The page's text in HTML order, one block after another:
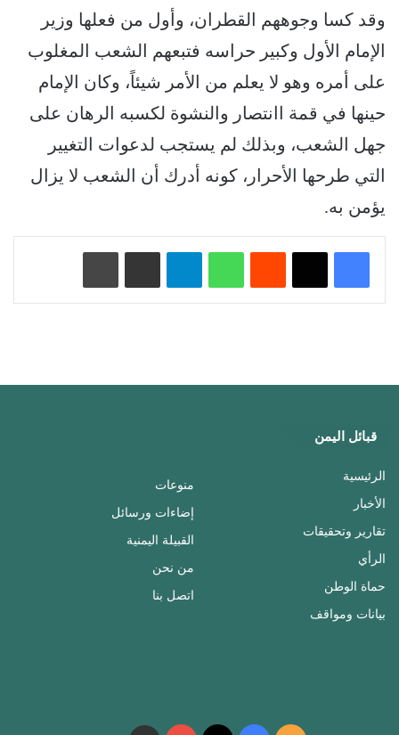
وقد كسا وجوههم القطران، وأول من فعلها ﻭﺯﻳﺮ
ﺍﻹﻣﺎﻡ ﺍﻷﻭﻝ ﻭﻛﺒﻴﺮ ﺣﺮﺍﺳﻪ ﻓﺘﺒﻌﻬﻢ ﺍﻟﺸﻌﺐ ﺍﻟﻤﻐﻠﻮﺏ
ﻋﻠﻰ ﺃﻣﺮﻩ ﻭﻫﻮ ﻻ ﻳﻌﻠﻢ ﻣﻦ ﺍﻷﻣﺮ شيئاً، ﻭﻛﺎﻥ ﺍﻹﻣﺎﻡ
ﺣﻴﻨﻬﺎ ﻓﻲ ﻗﻤﺔ ﺍاﻧﺘﺼﺎﺭ والنشوة ﻟﻜﺴﺒﻪ ﺍﻟﺮﻫﺎﻥ على
جهل الشعب، وبذلك لم يستجب لدعوات التغيير
التي طرحها الأحرار، كونه أدرك أن الشعب لا يزال
يؤمن به.
واتساب تيلقرام
قبائل اليمن
الرئيسية
الأخبار
تقارير وتحقيقات
الرأي
حماة الوطن
بيانات ومواقف
منوعات
إضاءات ورسائل
القبيلة اليمنية
من نحن
اتصل بنا